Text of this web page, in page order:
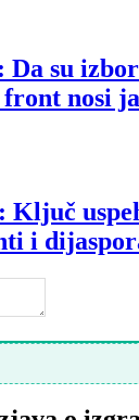
su
nosi
Ključ
i